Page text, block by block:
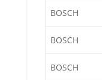
BOSCH
BOSCH
BOSCH